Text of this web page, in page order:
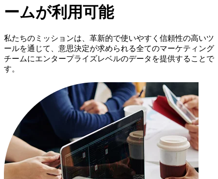
ームが利用可能
私たちのミッションは、革新的で使いやすく信頼性の高いツ
ールを通じて、意思決定が求められる全てのマーケティング
チームにエンタープライズレベルのデータを提供することで
す。